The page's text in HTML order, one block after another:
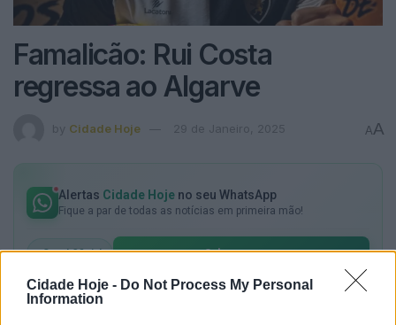
Cidade Hoje - Do Not Process My Personal
Information
Famalicão: Rui Costa
regressa ao Algarve
by Cidade Hoje 29 de Janeiro, 2025 AA
Alertas Cidade Hoje no seu WhatsApp
Fique a par de todas as notícias em primeira mão!
Canal Oficial Subscrever